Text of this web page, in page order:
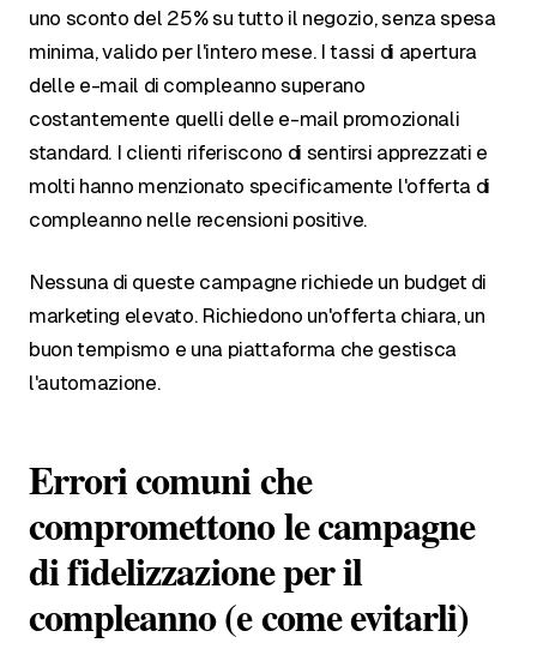
uno sconto del 25% su tutto il negozio, senza spesa
minima, valido per l'intero mese. I tassi di apertura
delle e-mail di compleanno superano
costantemente quelli delle e-mail promozionali
standard. I clienti riferiscono di sentirsi apprezzati e
molti hanno menzionato specificamente l'offerta di
compleanno nelle recensioni positive.
Nessuna di queste campagne richiede un budget di
marketing elevato. Richiedono un'offerta chiara, un
buon tempismo e una piattaforma che gestisca
l'automazione.
Errori comuni che
compromettono le campagne
di fidelizzazione per il
compleanno (e come evitarli)